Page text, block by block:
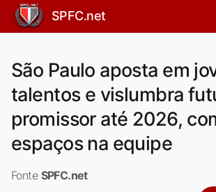
SPFC.net
São Paulo aposta em
talentos e vislumbra
promissor até 2026,
espaços na equipe
Fonte SPFC.net